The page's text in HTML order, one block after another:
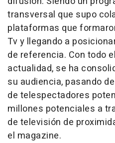
transversal que supo
plataformas que
Tv y llegando a
de referencia. Con todo
actualidad, se ha
su audiencia, pasando
de telespectadores
millones potenciales a
de televisión de
el magazine.